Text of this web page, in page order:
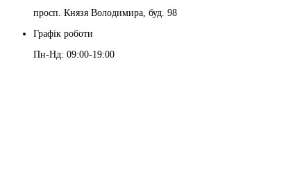
просп. Князя Володимира, буд. 98
Графік роботи
Пн-Нд: 09:00-19:00